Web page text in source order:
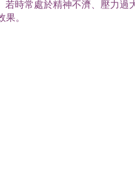
時常處於精神不濟、壓力
。